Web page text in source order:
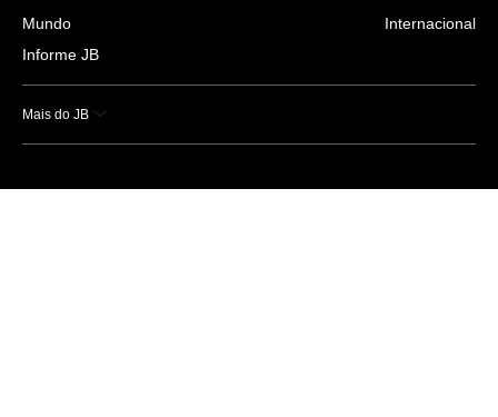
Mundo
Informe JB
Internacional
Mais do JB
Esportes